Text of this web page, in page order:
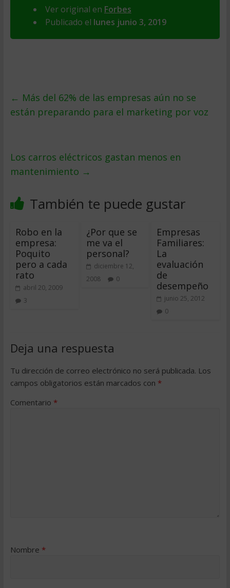
Ver original en Forbes
Publicado el lunes junio 3, 2019
← Más del 62% de las empresas aún no se
están preparando para el marketing por voz
Los carros eléctricos gastan menos en
mantenimiento →
También te puede gustar
Robo en la
empresa:
Poquito
pero a cada
rato
abril 20, 2009
3
¿Por que se
me va el
personal?
diciembre 12,
2008
0
Empresas
Familiares:
La
evaluación
de
desempeño
junio 25, 2012
0
Deja una respuesta
Tu dirección de correo electrónico no será publicada. Los
campos obligatorios están marcados con *
Comentario *
Nombre *